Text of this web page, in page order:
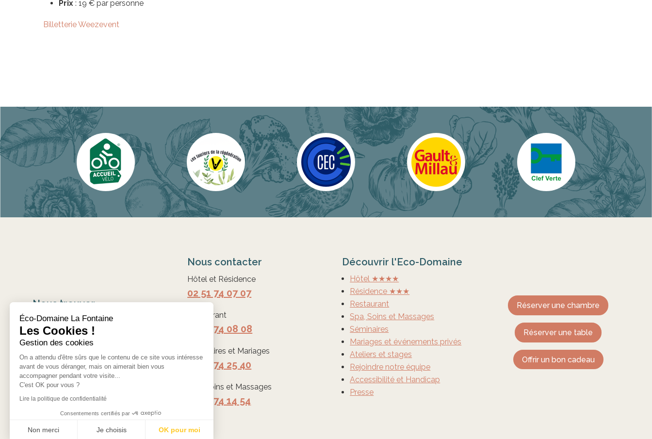
Prix : 19 € par personne
Billetterie Weezevent
Nous trouver
Éco-Domaine La Fontaine
rue des Noëlles 44210 PORNIC
Nous contacter
Nous contacter
Hôtel et Résidence
02 51 74 07 07
Restaurant
02 51 74 08 08
Séminaires et Mariages
02 51 74 25 40
Spa, Soins et Massages
02 51 74 14 54
Découvrir l'Eco-Domaine
Hôtel ★★★★
Résidence ★★★
Restaurant
Spa, Soins et Massages
Séminaires
Mariages et événements privés
Ateliers et stages
Rejoindre notre équipe
Accessibilité et Handicap
Presse
Réserver une chambre
Réserver une table
Offrir un bon cadeau
Éco-Domaine La Fontaine
Les Cookies !
Gestion des cookies
On a attendu d'être sûrs que le contenu de ce site vous intéresse
avant de vous déranger, mais on aimerait bien vous
accompagner pendant votre visite...
C'est OK pour vous ?
Lire la politique de confidentialité
Consentements certifiés par
Non merci Je choisis OK pour moi